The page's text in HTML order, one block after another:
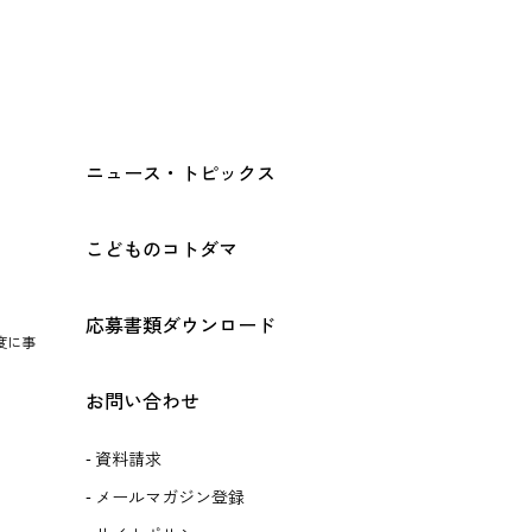
に事
ニュース・トピックス
こどものコトダマ
応募書類ダウンロード
お問い合わせ
資料請求
メールマガジン登録